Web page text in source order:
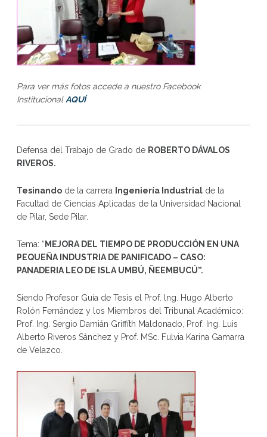
Para ver más fotos accede a nuestro Facebook
Institucional AQUÍ
Defensa del Trabajo de Grado de ROBERTO DÁVALOS
RIVEROS.
Tesinandode la carrera Ingeniería Industrialde la
Facultad de Ciencias Aplicadas de la Universidad Nacional
de Pilar, Sede Pilar.
Tema: “ MEJORA DEL TIEMPO DE PRODUCCIÓN EN UNA
PEQUEÑA INDUSTRIA DE PANIFICADO – CASO:
PANADERIA LEO DE ISLA UMBÚ, ÑEEMBUCÚ”.
Siendo Profesor Guía de Tesis el Prof. lng. Hugo Alberto
Rolón Fernández y los Miembros del Tribunal Académico:
Prof. Ing. Sergio Damián Griffíth Maldonado, Prof. Ing. Luis
Alberto Riveros Sánchez y Prof. MSc. Fulvia Karina Gamarra
de Velazco.